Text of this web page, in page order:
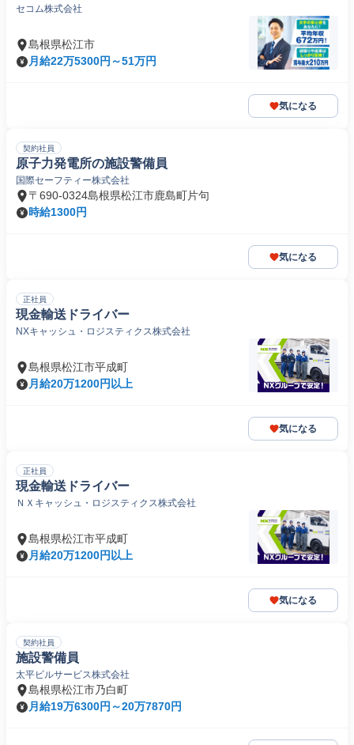
セコム株式会社
島根県松江市
月給22万5300円～51万円
気になる
契約社員
原子力発電所の施設警備員
国際セーフティー株式会社
〒690-0324島根県松江市鹿島町片句
時給1300円
気になる
正社員
現金輸送ドライバー
NXキャッシュ・ロジスティクス株式会社
島根県松江市平成町
月給20万1200円以上
気になる
正社員
現金輸送ドライバー
ＮＸキャッシュ・ロジスティクス株式会社
島根県松江市平成町
月給20万1200円以上
気になる
契約社員
施設警備員
太平ビルサービス株式会社
島根県松江市乃白町
月給19万6300円～20万7870円